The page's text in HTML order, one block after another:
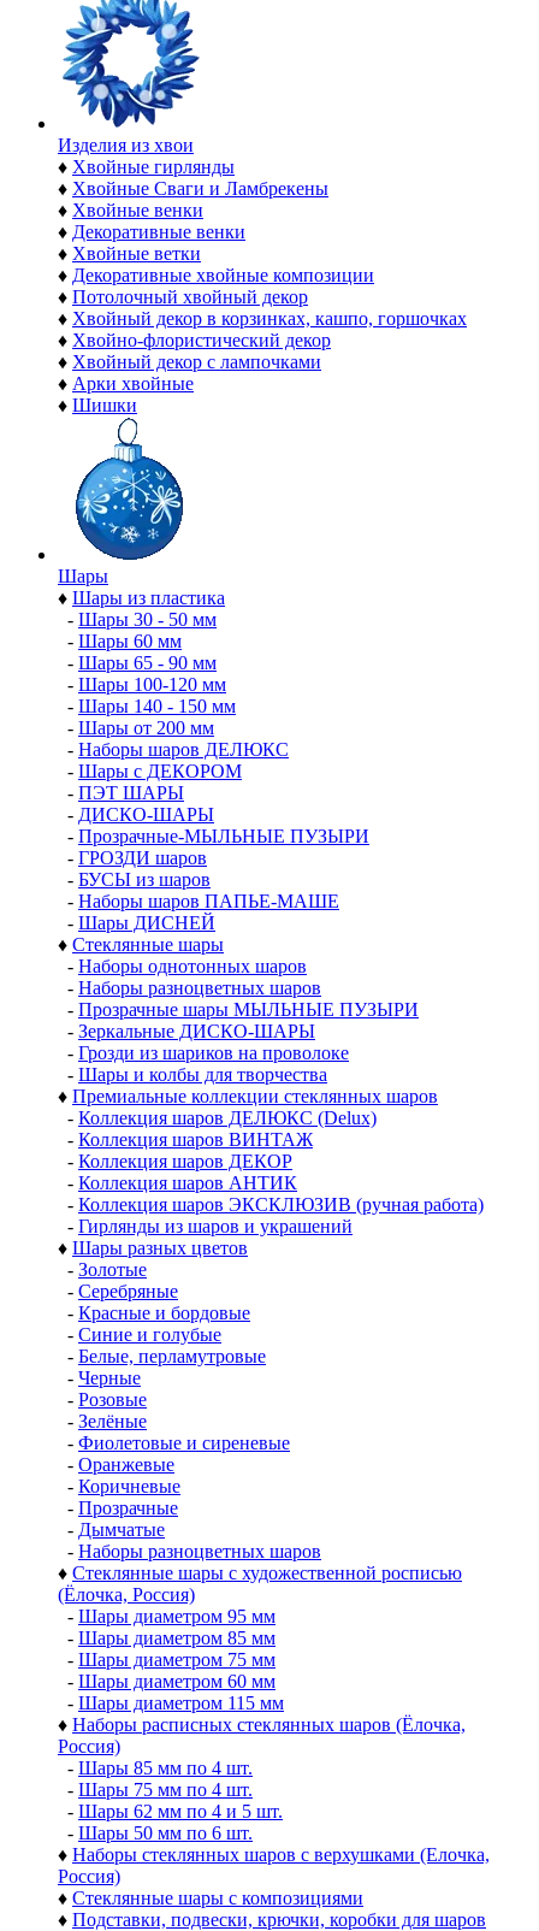
Изделия из хвои
♦ Хвойные гирлянды
♦ Хвойные Сваги и Ламбрекены
♦ Хвойные венки
♦ Декоративные венки
♦ Хвойные ветки
♦ Декоративные хвойные композиции
♦ Потолочный хвойный декор
♦ Хвойный декор в корзинках, кашпо, горшочках
♦ Хвойно-флористический декор
♦ Хвойный декор с лампочками
♦ Арки хвойные
♦ Шишки
Шары
♦ Шары из пластика
- Шары 30 - 50 мм
- Шары 60 мм
- Шары 65 - 90 мм
- Шары 100-120 мм
- Шары 140 - 150 мм
- Шары от 200 мм
- Наборы шаров ДЕЛЮКС
- Шары с ДЕКОРОМ
- ПЭТ ШАРЫ
- ДИСКО-ШАРЫ
- Прозрачные-МЫЛЬНЫЕ ПУЗЫРИ
- ГРОЗДИ шаров
- БУСЫ из шаров
- Наборы шаров ПАПЬЕ-МАШЕ
- Шары ДИСНЕЙ
♦ Стеклянные шары
- Наборы однотонных шаров
- Наборы разноцветных шаров
- Прозрачные шары МЫЛЬНЫЕ ПУЗЫРИ
- Зеркальные ДИСКО-ШАРЫ
- Грозди из шариков на проволоке
- Шары и колбы для творчества
♦ Премиальные коллекции стеклянных шаров
- Коллекция шаров ДЕЛЮКС (Delux)
- Коллекция шаров ВИНТАЖ
- Коллекция шаров ДЕКОР
- Коллекция шаров АНТИК
- Коллекция шаров ЭКСКЛЮЗИВ (ручная работа)
- Гирлянды из шаров и украшений
♦ Шары разных цветов
- Золотые
- Серебряные
- Красные и бордовые
- Синие и голубые
- Белые, перламутровые
- Черные
- Розовые
- Зелёные
- Фиолетовые и сиреневые
- Оранжевые
- Коричневые
- Прозрачные
- Дымчатые
- Наборы разноцветных шаров
♦ Стеклянные шары с художественной росписью
(Ёлочка, Россия)
- Шары диаметром 95 мм
- Шары диаметром 85 мм
- Шары диаметром 75 мм
- Шары диаметром 60 мм
- Шары диаметром 115 мм
♦ Наборы расписных стеклянных шаров (Ёлочка,
Россия)
- Шары 85 мм по 4 шт.
- Шары 75 мм по 4 шт.
- Шары 62 мм по 4 и 5 шт.
- Шары 50 мм по 6 шт.
♦ Наборы стеклянных шаров с верхушками (Елочка,
Россия)
♦ Стеклянные шары с композициями
♦ Подставки, подвески, крючки, коробки для шаров